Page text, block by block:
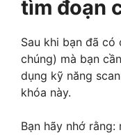
tìm đoạn
Sau khi bạn đã
chúng) mà bạn
dụng kỹ năng
khóa này.
Bạn hãy nhớ